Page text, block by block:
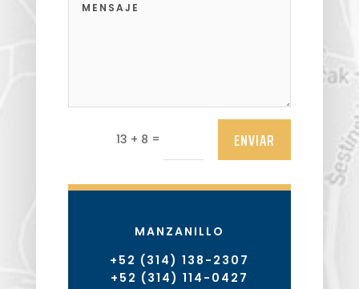
13 + 8 = ENVIAR
MANZANILLO
+52 (314) 138-2307
+52 (314) 114-0427